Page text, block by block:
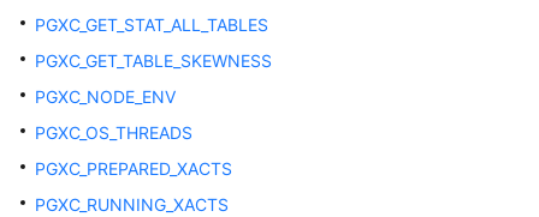
ADM_HIST_SNAPSHOT
ADM_HIST_SQL_PLAN
ADM_HIST_SQLSTAT
ADM_HIST_SQLTEXT
PGXC_GET_STAT_ALL_TABLES
PGXC_GET_TABLE_SKEWNESS
PGXC_NODE_ENV
PGXC_OS_THREADS
PGXC_PREPARED_XACTS
PGXC_RUNNING_XACTS